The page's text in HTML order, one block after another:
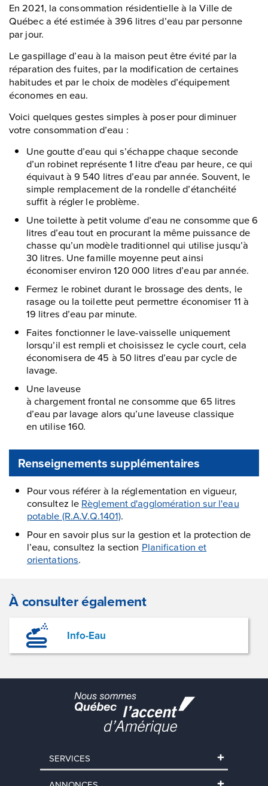
En 2021, la consommation résidentielle à la Ville de
Québec a été estimée à 396 litres d’eau par personne
par jour.
Le gaspillage d’eau à la maison peut être évité par la
réparation des fuites, par la modification de certaines
habitudes et par le choix de modèles d’équipement
économes en eau.
Voici quelques gestes simples à poser pour diminuer
votre consommation d’eau :
Une goutte d’eau qui s’échappe chaque seconde
d’un robinet représente 1 litre d'eau par heure, ce qui
équivaut à 9 540 litres d’eau par année. Souvent, le
simple remplacement de la rondelle d’étanchéité
suffit à régler le problème.
Une toilette à petit volume d’eau ne consomme que 6
litres d’eau tout en procurant la même puissance de
chasse qu’un modèle traditionnel qui utilise jusqu’à
30 litres. Une famille moyenne peut ainsi
économiser environ 120 000 litres d’eau par année.
Fermez le robinet durant le brossage des dents, le
rasage ou la toilette peut permettre économiser 11 à
19 litres d’eau par minute.
Faites fonctionner le lave-vaisselle uniquement
lorsqu’il est rempli et choisissez le cycle court, cela
économisera de 45 à 50 litres d’eau par cycle de
lavage.
Une laveuse
à chargement frontal ne consomme que 65 litres
d’eau par lavage alors qu’une laveuse classique
en utilise 160.
Renseignements supplémentaires
Pour vous référer à la réglementation en vigueur,
consultez le Règlement d'agglomération sur l'eau
potable (R.A.V.Q.1401).
Pour en savoir plus sur la gestion et la protection de
l’eau, consultez la section Planification et
orientations.
À consulter également
Info-Eau
SERVICES